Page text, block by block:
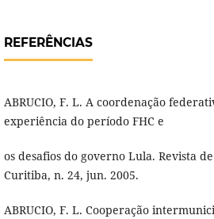
REFERÊNCIAS
ABRUCIO, F. L. A coordenação
experiência do período FHC e
os desafios do governo Lula. Revista
Curitiba, n. 24, jun. 2005.
ABRUCIO, F. L. Cooperação